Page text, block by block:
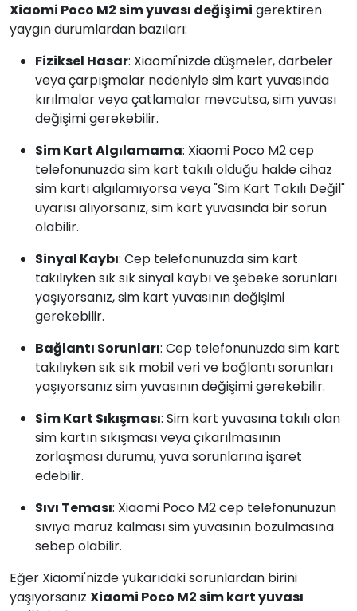
Xiaomi Poco M2 sim yuvası değişimi gerektiren
yaygın durumlardan bazıları:
Fiziksel Hasar: Xiaomi'nizde düşmeler, darbeler
veya çarpışmalar nedeniyle sim kart yuvasında
kırılmalar veya çatlamalar mevcutsa, sim yuvası
değişimi gerekebilir.
Sim Kart Algılamama: Xiaomi Poco M2 cep
telefonunuzda sim kart takılı olduğu halde cihaz
sim kartı algılamıyorsa veya "Sim Kart Takılı Değil"
uyarısı alıyorsanız, sim kart yuvasında bir sorun
olabilir.
Sinyal Kaybı: Cep telefonunuzda sim kart
takılıyken sık sık sinyal kaybı ve şebeke sorunları
yaşıyorsanız, sim kart yuvasının değişimi
gerekebilir.
Bağlantı Sorunları: Cep telefonunuzda sim kart
takılıyken sık sık mobil veri ve bağlantı sorunları
yaşıyorsanız sim yuvasının değişimi gerekebilir.
Sim Kart Sıkışması: Sim kart yuvasına takılı olan
sim kartın sıkışması veya çıkarılmasının
zorlaşması durumu, yuva sorunlarına işaret
edebilir.
Sıvı Teması: Xiaomi Poco M2 cep telefonunuzun
sıvıya maruz kalması sim yuvasının bozulmasına
sebep olabilir.
Eğer Xiaomi'nizde yukarıdaki sorunlardan birini
yaşıyorsanız Xiaomi Poco M2 sim kart yuvası